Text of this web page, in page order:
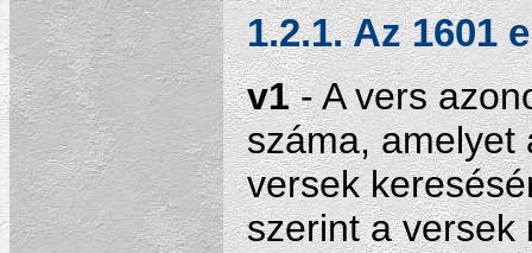
1.2.1. Az 1601
v1- A vers
száma, amelyet
versek
szerint a versek